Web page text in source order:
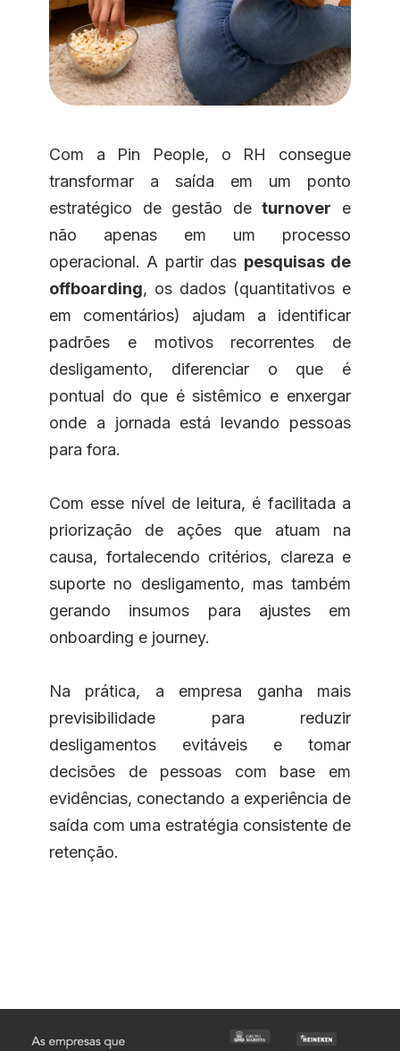
Com a Pin People, o RH consegue
transformar a saída em um ponto
estratégico de gestão deturnover e
não apenas em um processo
operacional. A partir das pesquisas de
offboarding, os dados (quantitativos e
em comentários) ajudam a identificar
padrões e motivos recorrentes de
desligamento, diferenciar o que é
pontual do que é sistêmico e enxergar
onde a jornada está levando pessoas
para fora.
Com esse nível de leitura, é facilitada a
priorização de ações que atuam na
causa, fortalecendo critérios, clareza e
suporte no desligamento, mas também
gerando insumos para ajustes em
onboarding e journey.
Na prática, a empresa ganha mais
previsibilidade para reduzir
desligamentos evitáveis e tomar
decisões de pessoas com base em
evidências, conectando a experiência de
saída com uma estratégia consistente de
retenção.